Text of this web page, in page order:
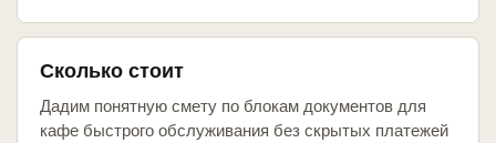
Сколько стоит
Дадим понятную смету по блокам документов для
кафе быстрого обслуживания без скрытых платежей